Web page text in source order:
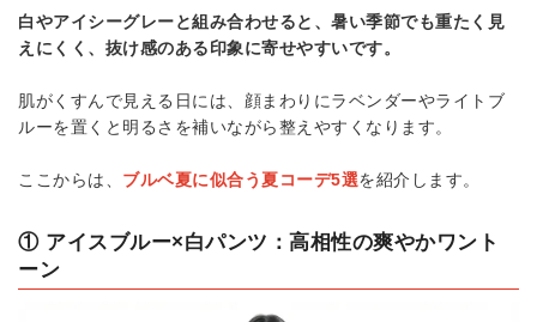
白やアイシーグレーと組み合わせると、暑い季節でも重たく見
えにくく、抜け感のある印象に寄せやすいです。
肌がくすんで見える日には、顔まわりにラベンダーやライトブ
ルーを置くと明るさを補いながら整えやすくなります。
ここからは、 ブルベ夏に似合う夏コーデ5選を紹介します。
① アイスブルー×白パンツ：高相性の爽やかワント
ーン